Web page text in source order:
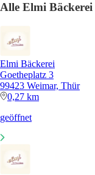
Alle Elmi
Elmi Bäckerei
Goetheplatz 3
99423 Weimar, Thür
0,27 km
geöffnet